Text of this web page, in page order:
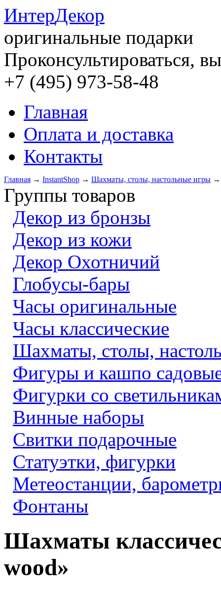
ИнтерДекор
оригинальные подарки
Проконсультироваться,
+7 (495) 973-58-48
Главная
Оплата и доставка
Контакты
Главная → InstantShop → Шахматы, столы, настольные игры
Группы товаров
Декор из бронзы
Декор из кожи
Декор Охотничий
Глобусы-бары
Часы оригинальные
Часы классические
Шахматы, столы,
Фигуры и кашпо
Фигурки со
Винные наборы
Свитки подарочные
Статуэтки, фигурки
Метеостанции,
Фонтаны
Шахматы
wood»